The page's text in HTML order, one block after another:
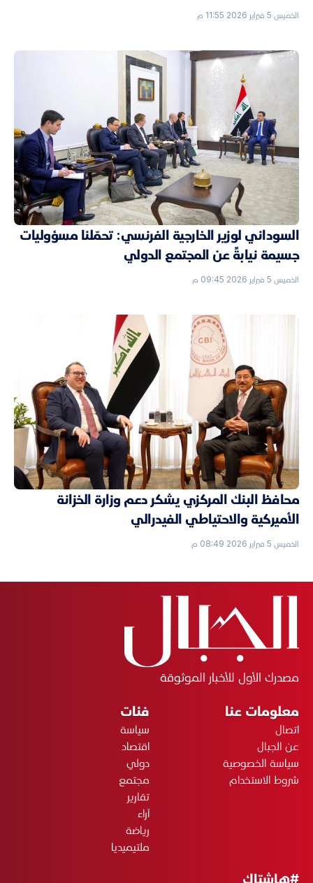
الخميس 5 فبراير 2026 11:55 م
السوداني لوزير الخارجية الفرنسي: تحمّلنا مسؤوليات
جسيمة نيابةً عن المجتمع الدولي
الخميس 5 فبراير 2026 09:45 م
محافظ البنك المركزي يشكر دعم وزارة الخزانة
الأميركية والاحتياطي الفيدرالي
الخميس 5 فبراير 2026 08:49 م
مصدرك الأول للأخبار الموثوقة
معلومات عنا
اتصال
عن الجبال
سياسة الخصوصية
شروط الاستخدام
فئات
سياسة
اقتصاد
دولي
مجتمع
تقارير
آراء
رياضة
ملتيميديا
#هاشتاك